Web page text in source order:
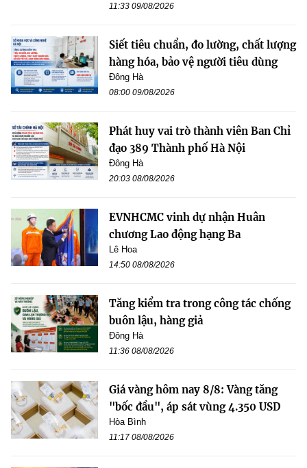
11:33 09/08/2026
Siết tiêu chuẩn, đo lường, chất lượng
hàng hóa, bảo vệ người tiêu dùng
Đông Hà
08:00 09/08/2026
Phát huy vai trò thành viên Ban Chỉ
đạo 389 Thành phố Hà Nội
Đông Hà
20:03 08/08/2026
EVNHCMC vinh dự nhận Huân
chương Lao động hạng Ba
Lê Hoa
14:50 08/08/2026
Tăng kiểm tra trong công tác chống
buôn lậu, hàng giả
Đông Hà
11:36 08/08/2026
Giá vàng hôm nay 8/8: Vàng tăng
"bốc đầu", áp sát vùng 4.350 USD
Hòa Bình
11:17 08/08/2026